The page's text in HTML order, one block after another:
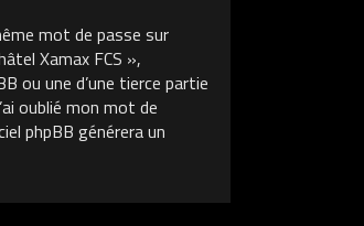
mot de passe sur
Xamax FCS »,
ou une d’une tierce partie
oublié mon mot de
phpBB générera un